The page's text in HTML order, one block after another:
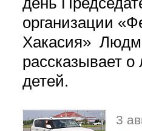
организации
Хакасия»
рассказывает
детей.
3